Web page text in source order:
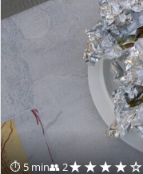
⏱ 5 min👥 2★★★★☆